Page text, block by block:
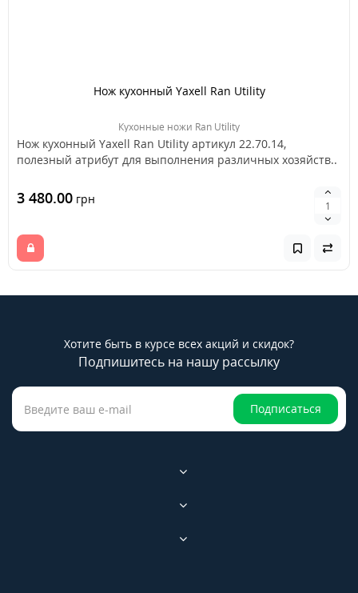
Нож кухонный Yaxell Ran Utility
Кухонные ножи Ran Utility
Нож кухонный Yaxell Ran Utility артикул 22.70.14,
полезный атрибут для выполнения различных хозяйств..
3 480.00 грн
Хотите быть в курсе всех акций и скидок?
Подпишитесь на нашу рассылку
Подписаться